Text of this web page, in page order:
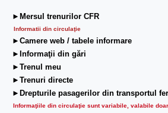
►Mersul trenurilor CFR
Informatii din circulaţie
►Camere web / tabele informare
►Informaţii din gări
►Trenul meu
►Trenuri directe
►Drepturile pasagerilor din transportul
Informaţiile din circulaţie sunt variabile, valabile